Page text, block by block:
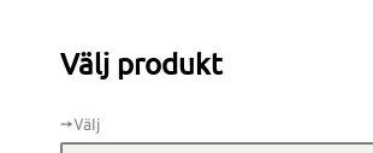
Välj produkt
->Välj